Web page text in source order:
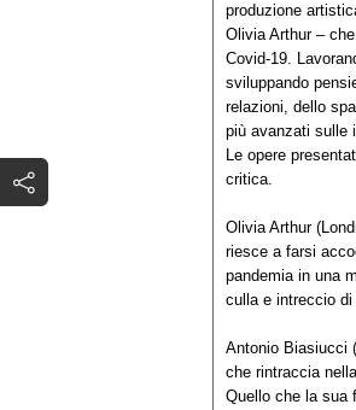
produzione
Olivia Arthur –
Covid-19.
sviluppando
relazioni, dello
più avanzati sulle
Le opere
critica.
Olivia Arthur
riesce a farsi
pandemia in una
culla e intreccio
Antonio Biasiucci
che rintraccia
Quello che la sua